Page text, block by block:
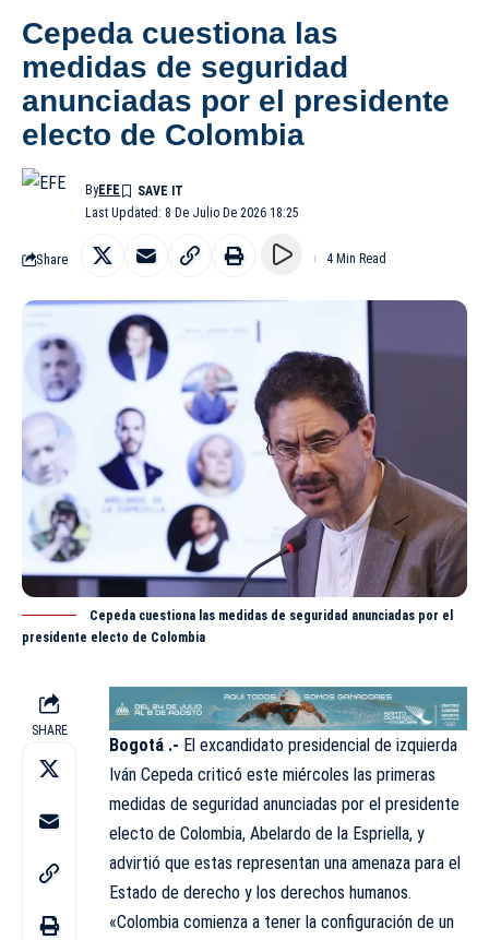
Cepeda cuestiona las
medidas de seguridad
anunciadas por el presidente
electo de Colombia
Last Updated: 8 De Julio De 2026 18:25
ByEFE
Share 4 Min Read
Cepeda cuestiona las medidas de seguridad anunciadas por el
presidente electo de Colombia
SHARE
Bogotá .- El excandidato presidencial de izquierda
Iván Cepeda criticó este miércoles las primeras
medidas de seguridad anunciadas por el presidente
electo de Colombia, Abelardo de la Espriella, y
advirtió que estas representan una amenaza para el
Estado de derecho y los derechos humanos.
«Colombia comienza a tener la configuración de un